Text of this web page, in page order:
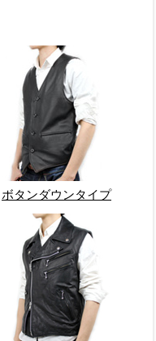
ボタンダウンタイプ